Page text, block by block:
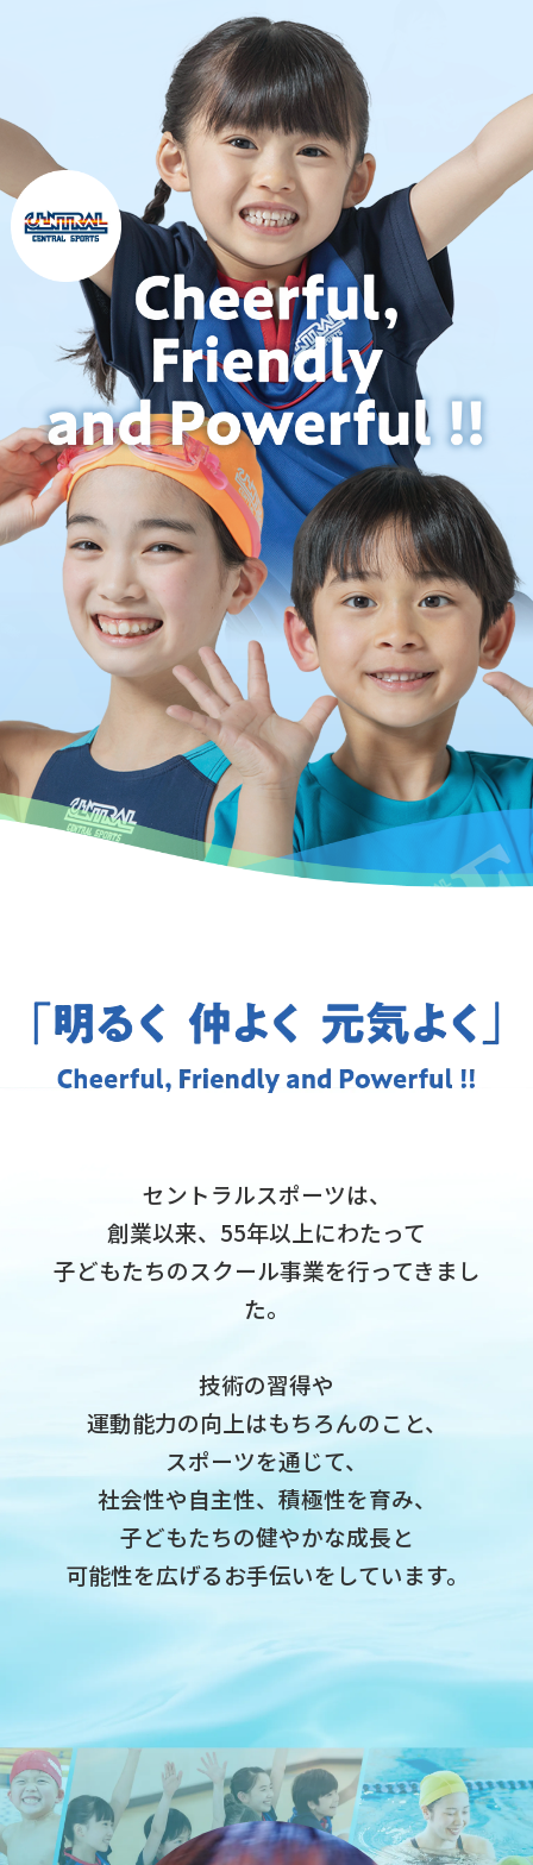
セントラルスポーツは、
創業以来、55年以上にわたって
子どもたちのスクール事業を行ってきまし
た。
技術の習得や
運動能力の向上はもちろんのこと、
スポーツを通じて、
社会性や自主性、積極性を育み、
子どもたちの健やかな成長と
可能性を広げるお手伝いをしています。